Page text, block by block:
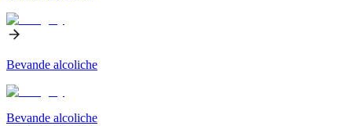
Bevande alcoliche
Bevande alcoliche